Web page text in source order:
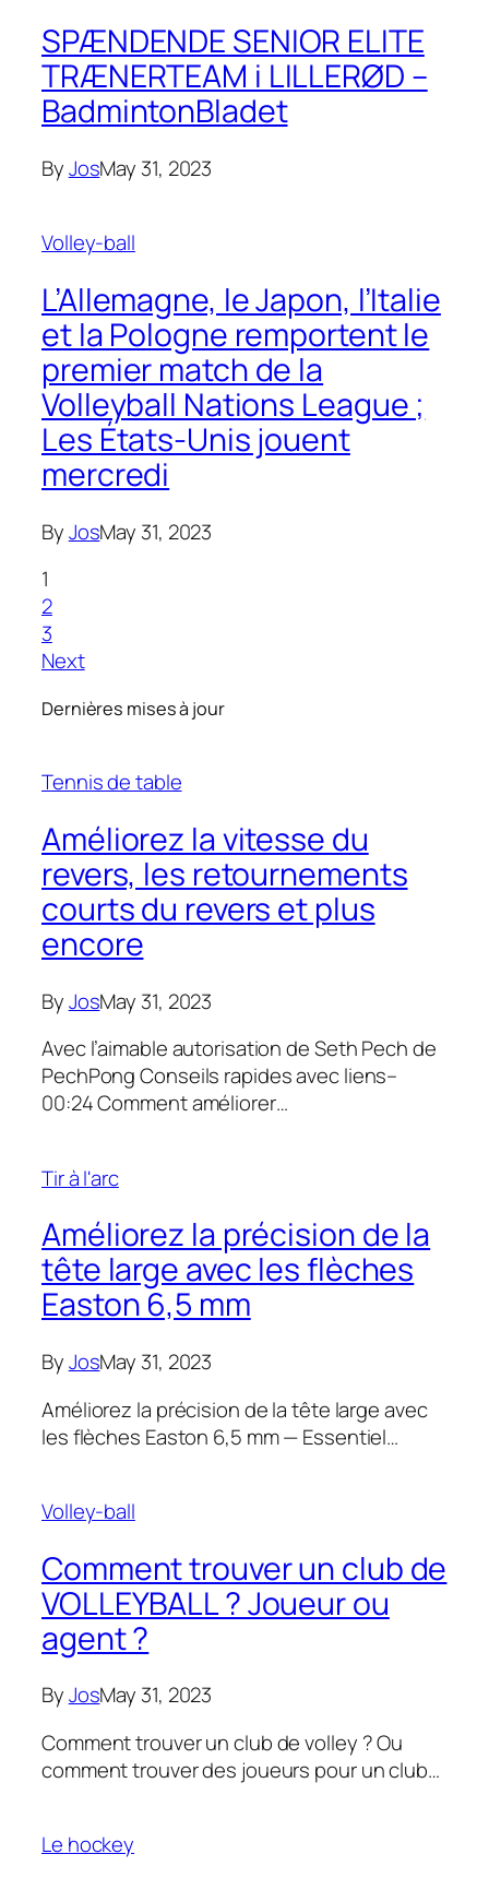
SPÆNDENDE SENIOR ELITE
TRÆNERTEAM i LILLERØD –
BadmintonBladet
ByJosMay 31, 2023
Volley-ball
L’Allemagne, le Japon, l’Italie
et la Pologne remportent le
premier match de la
Volleyball Nations League ;
Les États-Unis jouent
mercredi
ByJosMay 31, 2023
1
2
3
Next
Dernières mises à jour
Tennis de table
Améliorez la vitesse du
revers, les retournements
courts du revers et plus
encore
ByJosMay 31, 2023
Avec l’aimable autorisation de Seth Pech de
PechPong Conseils rapides avec liens–
00:24 Comment améliorer…
Tir à l'arc
Améliorez la précision de la
tête large avec les flèches
Easton 6,5 mm
ByJosMay 31, 2023
Améliorez la précision de la tête large avec
les flèches Easton 6,5 mm — Essentiel…
Volley-ball
Comment trouver un club de
VOLLEYBALL ? Joueur ou
agent ?
ByJosMay 31, 2023
Comment trouver un club de volley ? Ou
comment trouver des joueurs pour un club…
Le hockey